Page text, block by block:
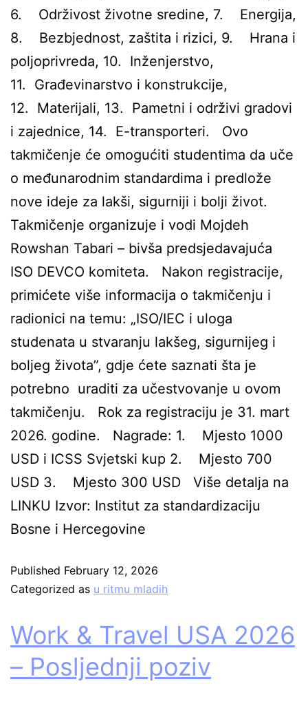
6. Održivost životne sredine, 7. Energija,
8. Bezbjednost, zaštita i rizici, 9. Hrana i
poljoprivreda, 10. Inženjerstvo,
11. Građevinarstvo i konstrukcije,
12. Materijali, 13. Pametni i održivi gradovi
i zajednice, 14. E-transporteri. Ovo
takmičenje će omogućiti studentima da uče
o međunarodnim standardima i predlože
nove ideje za lakši, sigurniji i bolji život.
Takmičenje organizuje i vodi Mojdeh
Rowshan Tabari – bivša predsjedavajuća
ISO DEVCO komiteta. Nakon registracije,
primićete više informacija o takmičenju i
radionici na temu: „ISO/IEC i uloga
studenata u stvaranju lakšeg, sigurnijeg i
boljeg života”, gdje ćete saznati šta je
potrebno uraditi za učestvovanje u ovom
takmičenju. Rok za registraciju je 31. mart
2026. godine. Nagrade: 1. Mjesto 1000
USD i ICSS Svjetski kup 2. Mjesto 700
USD 3. Mjesto 300 USD Više detalja na
LINKU Izvor: Institut za standardizaciju
Bosne i Hercegovine
Published February 12, 2026
Categorized as u ritmu mladih
Work & Travel USA 2026
– Posljednji poziv